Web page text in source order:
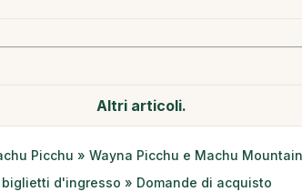
Altri articoli.
Picchu » Wayna Picchu e Machu Mountain
d'ingresso » Domande di acquisto